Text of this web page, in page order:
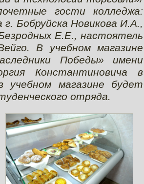
гости колледжа:
Бобруйска Новикова И.А.,
Е.Е., настоятель
В учебном магазине
Победы» имени
Константиновича в
магазине будет
отряда.